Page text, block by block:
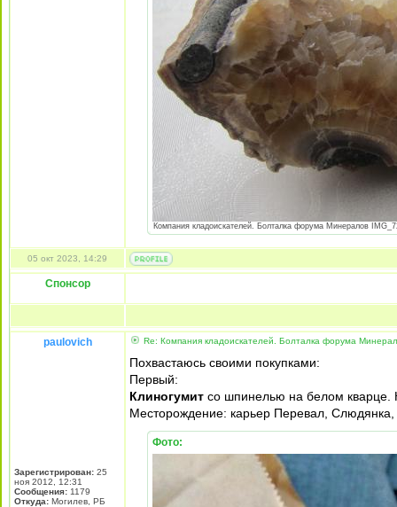
Компания кладоискателей. Болталка форума Минералов
05 окт 2023, 14:29
Спонсор
paulovich
Зарегистрирован: 25
ноя 2012, 12:31
Сообщения: 1179
Откуда: Могилев, РБ
Re: Компания кладоискателей. Болталка форума
Похвастаюсь своими покупками:
Первый:
Клиногумит со шпинелью на белом кварце.
Месторождение: карьер Перевал, Слюдянка,
Фото: